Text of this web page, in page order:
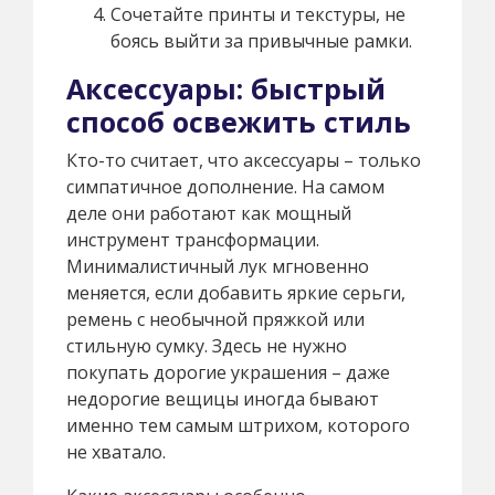
Сочетайте принты и текстуры, не
боясь выйти за привычные рамки.
Аксессуары: быстрый
способ освежить стиль
Кто-то считает, что аксессуары – только
симпатичное дополнение. На самом
деле они работают как мощный
инструмент трансформации.
Минималистичный лук мгновенно
меняется, если добавить яркие серьги,
ремень с необычной пряжкой или
стильную сумку. Здесь не нужно
покупать дорогие украшения – даже
недорогие вещицы иногда бывают
именно тем самым штрихом, которого
не хватало.